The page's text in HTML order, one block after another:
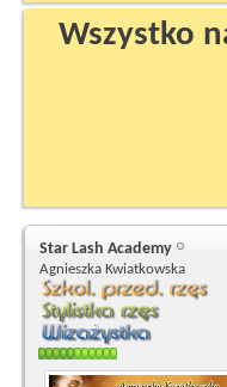
Wszystko
Star Lash Academy
Agnieszka Kwiatkowska